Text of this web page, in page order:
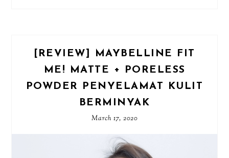
[REVIEW] MAYBELLINE FIT
ME! MATTE + PORELESS
POWDER PENYELAMAT KULIT
BERMINYAK
March 17, 2020